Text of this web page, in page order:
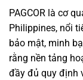
PAGCOR là cơ
Philippines, nổi
bảo mật, minh
rằng nền tảng
đầy đủ quy định